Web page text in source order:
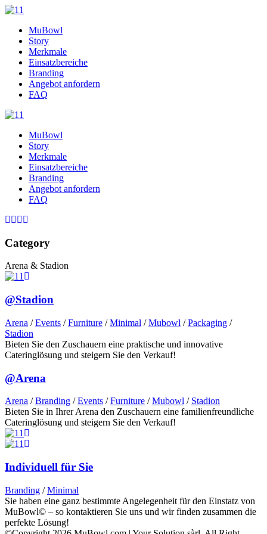
MuBowl
Story
Merkmale
Einsatzbereiche
Branding
Angebot anfordern
FAQ
MuBowl
Story
Merkmale
Einsatzbereiche
Branding
Angebot anfordern
FAQ
Category
Arena & Stadion
@Stadion
Arena / Events / Furniture / Minimal / Mubowl / Packaging /
Stadion
Bieten Sie den Zuschauern eine praktische und innovative
Cateringlösung und steigern Sie den Verkauf!
@Arena
Arena / Branding / Events / Furniture / Mubowl / Stadion
Bieten Sie in Ihrer Arena den Zuschauern eine familienfreundliche
Cateringlösung und steigern Sie den Verkauf!
Individuell für Sie
Branding / Minimal
Sie haben eine ganz bestimmte Angelegenheit für den Einstatz von
MuBowl© – so kontaktieren Sie uns und wir finden zusammen die
perfekte Lösung!